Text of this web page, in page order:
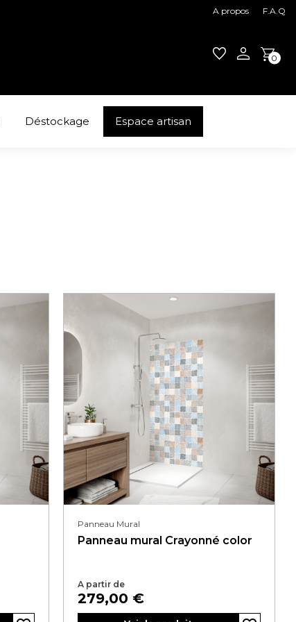
A propos F.A.Q
0
Déstockage Espace artisan
Panneau Mural
Panneau mural Crayonné color
A partir de
Prix
279,00 €